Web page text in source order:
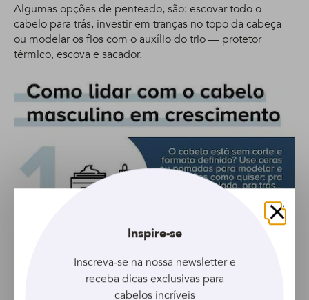
Algumas opções de penteado, são: escovar todo o
cabelo para trás, investir em tranças no topo da cabeça
ou modelar os fios com o auxílio do trio — protetor
térmico, escova e sacador.
Fechar
Inspire-se
Inscreva-se na nossa newsletter e
receba dicas exclusivas para
cabelos incríveis